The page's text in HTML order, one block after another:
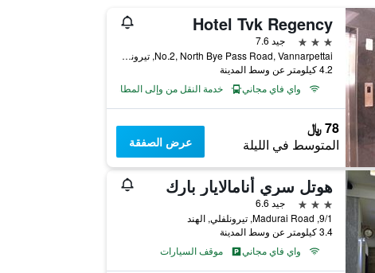
Hotel Tvk Regency
3 نجوم
جيد 7.6
No.2, North Bye Pass Road, Vannarpettai, تيرونلفلي, الهند
4.2 كيلومتر عن وسط المدينة
واي فاي مجاني
خدمة النقل من وإلى المطار
78 ﷼
المتوسط في الليلة عرض الصفقة
هوتل سري أنامالايار بارك
3 نجوم
جيد 6.6
9/1, Madurai Road, تيرونلفلي, الهند
3.4 كيلومتر عن وسط المدينة
واي فاي مجاني
موقف السيارات